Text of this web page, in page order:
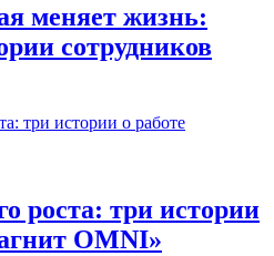
меняет жизнь:
сотрудников
роста: три истории
OMNI»